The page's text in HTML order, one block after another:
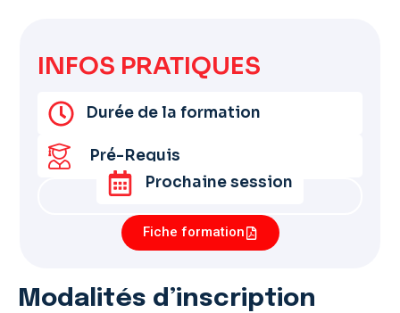
INFOS PRATIQUES
Durée de la formation
Pré-Requis
Prochaine session
Fiche formation
Modalités d’inscription